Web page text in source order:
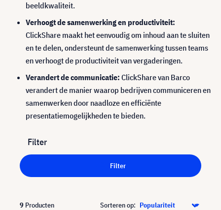
beeldkwaliteit.
Verhoogt de samenwerking en productiviteit:
ClickShare maakt het eenvoudig om inhoud aan te sluiten
en te delen, ondersteunt de samenwerking tussen teams
en verhoogt de productiviteit van vergaderingen.
Verandert de communicatie: ClickShare van Barco
verandert de manier waarop bedrijven communiceren en
samenwerken door naadloze en efficiënte
presentatiemogelijkheden te bieden.
Filter
Filter
9 Producten Sorteren op: